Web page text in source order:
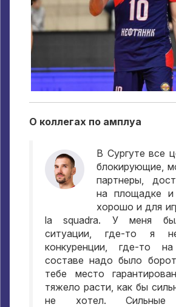
О коллегах по амплуa
В Сургуте все
блокирующие,
партнеры,
на площадке
хорошо и для
la squadra. У меня
ситуации, где-то я
конкуренции, где-то
составе надо было
тебе место
тяжело расти, как бы
не хотел.Сильные